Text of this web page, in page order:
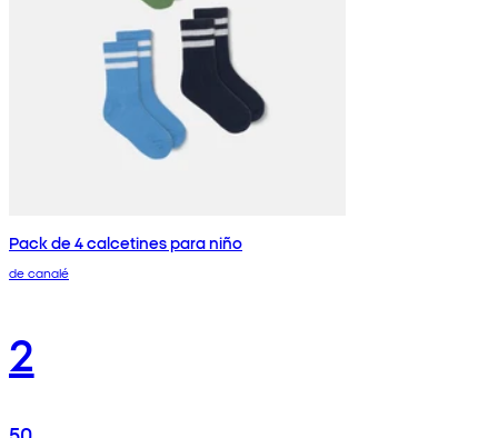
Pack de 4 calcetines para niño
de canalé
2